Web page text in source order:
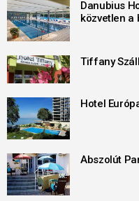
Danubius
közvetlen a
Tiffany
Hotel
Abszolút